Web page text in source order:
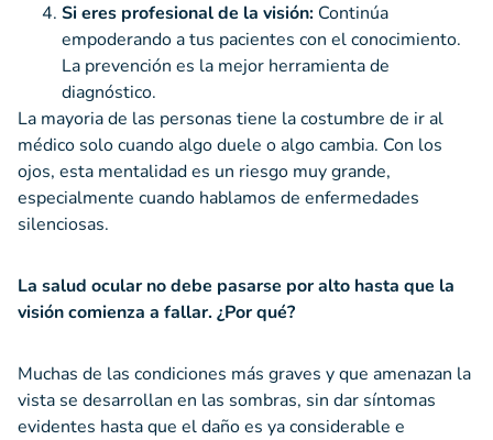
Si eres profesional de la visión: Continúa
empoderando a tus pacientes con el conocimiento.
La prevención es la mejor herramienta de
diagnóstico.
La mayoria de las personas tiene la costumbre de ir al
médico solo cuando algo duele o algo cambia. Con los
ojos, esta mentalidad es un riesgo muy grande,
especialmente cuando hablamos de enfermedades
silenciosas.
La salud ocular no debe pasarse por alto hasta que la
visión comienza a fallar.¿Por qué?
Muchas de las condiciones más graves y que amenazan la
vista se desarrollan en las sombras, sin dar síntomas
evidentes hasta que el daño es ya considerable e